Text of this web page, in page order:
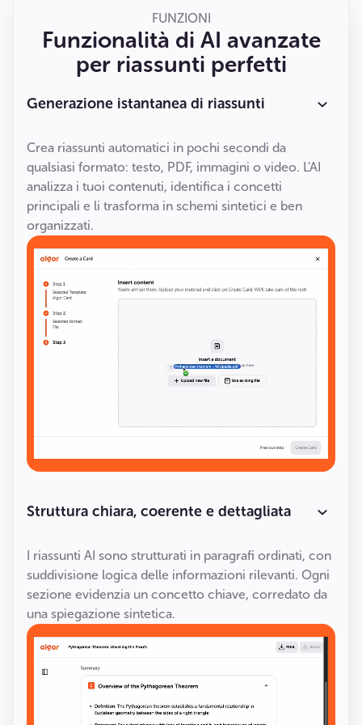
FUNZIONI
Funzionalità di AI avanzate
per riassunti perfetti
Generazione istantanea di riassunti
Crea riassunti automatici in pochi secondi da
qualsiasi formato: testo, PDF, immagini o video. L’AI
analizza i tuoi contenuti, identifica i concetti
principali e li trasforma in schemi sintetici e ben
organizzati.
Struttura chiara, coerente e dettagliata
I riassunti AI sono strutturati in paragrafi ordinati, con
suddivisione logica delle informazioni rilevanti. Ogni
sezione evidenzia un concetto chiave, corredato da
una spiegazione sintetica.